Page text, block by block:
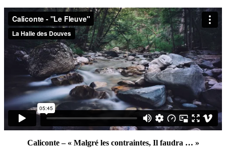
Caliconte – « Malgré les contraintes, Il faudra … »